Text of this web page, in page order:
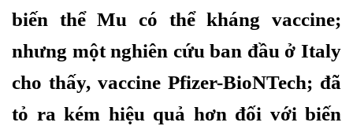
biến thể Mu có thể kháng vaccine;
nhưng một nghiên cứu ban đầu ở Italy
cho thấy, vaccine Pfizer-BioNTech; đã
tỏ ra kém hiệu quả hơn đối với biến